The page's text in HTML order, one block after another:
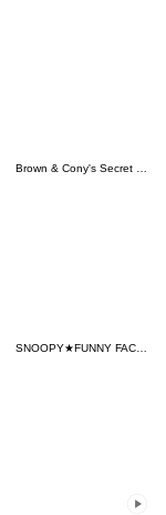
Brown & Cony's Secret Date!
SNOOPY★FUNNY FACES